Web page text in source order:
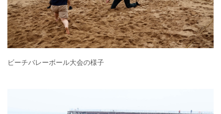
ビーチバレーボール大会の様子